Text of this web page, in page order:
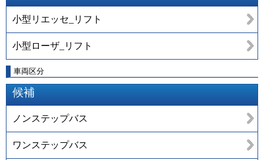
小型リエッセ_リフト
小型ローザ_リフト
車両区分
候補
ノンステップバス
ワンステップバス